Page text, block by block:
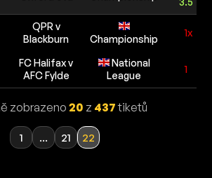
QPR v
Blackburn
Championship
1x
FC Halifax v
AFC Fylde
National
League
1
zobrazeno 20 z 437tiketů
1 ... 21 22